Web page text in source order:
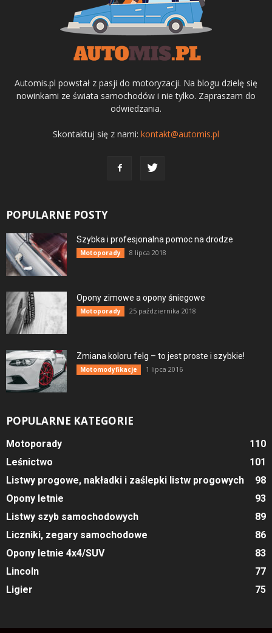
Automis.pl powstał z pasji do motoryzacji. Na blogu dzielę się
nowinkami ze świata samochodów i nie tylko. Zapraszam do
odwiedzania.
Skontaktuj się z nami: kontakt@automis.pl
POPULARNE POSTY
Szybka i profesjonalna pomoc na drodze
Motoporady 8 lipca 2018
Opony zimowe a opony śniegowe
Motoporady 25 października 2018
Zmiana koloru felg – to jest proste i szybkie!
Motomodyfikacje 1 lipca 2016
POPULARNE KATEGORIE
Motoporady
110
Leśnictwo
101
Listwy progowe, nakładki i zaślepki listw progowych
98
Opony letnie
93
Listwy szyb samochodowych
89
Liczniki, zegary samochodowe
86
Opony letnie 4x4/SUV
83
Lincoln
77
Ligier
75